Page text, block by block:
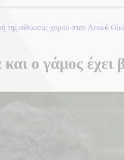
της αίθουσας χορού στον Λευκό
ο γάμος έχει